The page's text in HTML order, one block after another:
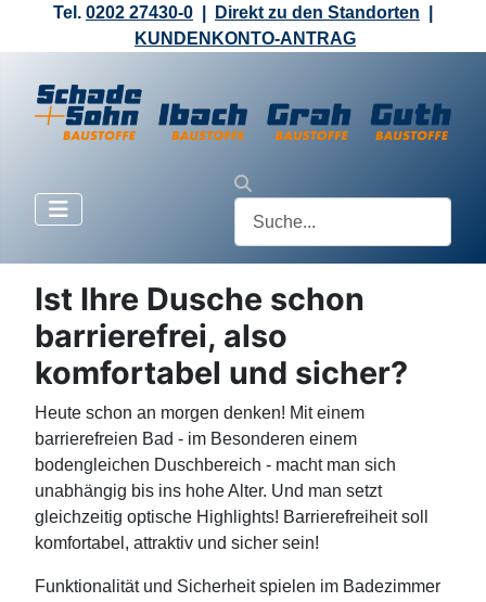
Tel. 0202 27430-0 Direkt zu den Standorten
KUNDENKONTO-ANTRAG
Ist Ihre Dusche schon
barrierefrei, also
komfortabel und sicher?
Heute schon an morgen denken! Mit einem
barrierefreien Bad - im Besonderen einem
bodengleichen Duschbereich - macht man sich
unabhängig bis ins hohe Alter. Und man setzt
gleichzeitig optische Highlights! Barrierefreiheit soll
komfortabel, attraktiv und sicher sein!
Funktionalität und Sicherheit spielen im Badezimmer